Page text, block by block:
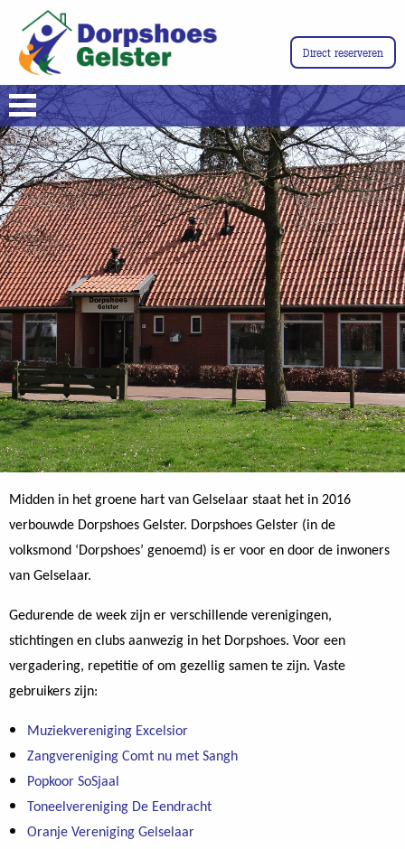
Direct reserveren
Midden in het groene hart van Gelselaar staat het in 2016
verbouwde Dorpshoes Gelster. Dorpshoes Gelster (in de
volksmond ‘Dorpshoes’ genoemd) is er voor en door de inwoners
van Gelselaar.
Gedurende de week zijn er verschillende verenigingen,
stichtingen en clubs aanwezig in het Dorpshoes. Voor een
vergadering, repetitie of om gezellig samen te zijn. Vaste
gebruikers zijn:
Muziekvereniging Excelsior
Zangvereniging Comt nu met Sangh
Popkoor SoSjaal
Toneelvereniging De Eendracht
Oranje Vereniging Gelselaar